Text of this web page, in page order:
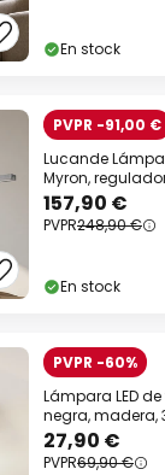
En stock
PVPR -91,00 €
Lucande
Myron,
157,90 €
PVPR248,90 €
En stock
PVPR -60%
Lámpara LED
negra, madera,
27,90 €
PVPR69,90 €